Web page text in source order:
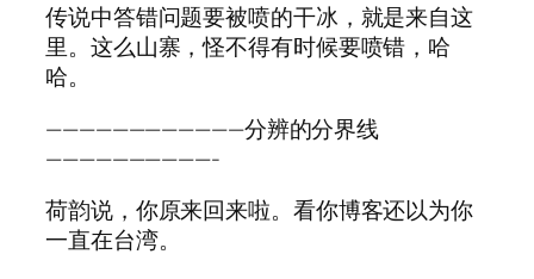
传说中答错问题要被喷的干冰，就是来自这
里。这么山寨，怪不得有时候要喷错，哈
哈。
————————————分辨的分界线
——————————-
荷韵说，你原来回来啦。看你博客还以为你
一直在台湾。